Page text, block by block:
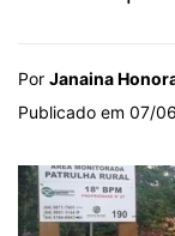
Por Janaina
Publicado em 07/